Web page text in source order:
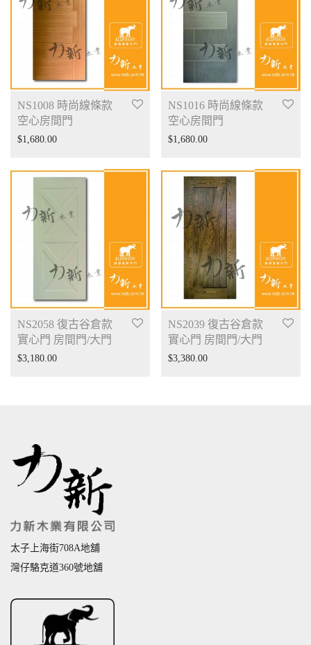
NS1008 時尚線條款
空心房間門
$1,680.00
NS1016 時尚線條款
空心房間門
$1,680.00
NS2058 復古谷倉款
實心門 房間門/大門
$3,180.00
NS2039 復古谷倉款
實心門 房間門/大門
$3,380.00
太子上海街708A地舖
灣仔駱克道360號地舖